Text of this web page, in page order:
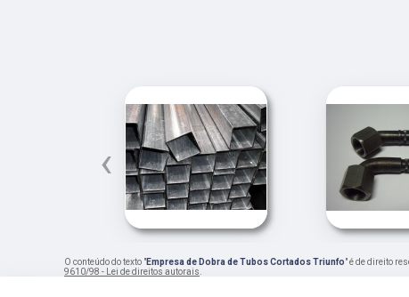
‹
O conteúdo do texto "Empresa de Dobra de Tubos Cortados Triunfo" é de direito
9610/98 - Lei de direitos autorais.